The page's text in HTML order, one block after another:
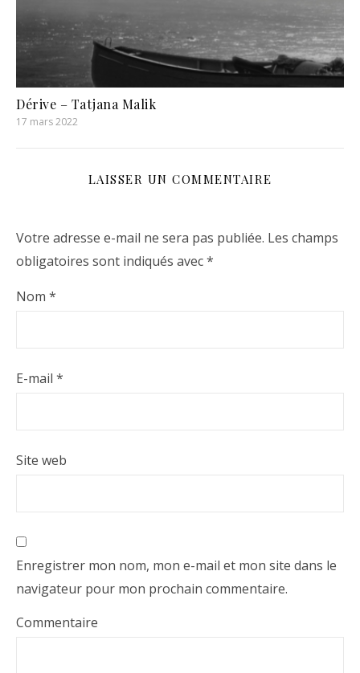
Dérive – Tatjana Malik
17 mars 2022
LAISSER UN COMMENTAIRE
Votre adresse e-mail ne sera pas publiée. Les champs
obligatoires sont indiqués avec*
Nom *
E-mail *
Site web
Enregistrer mon nom, mon e-mail et mon site dans le
navigateur pour mon prochain commentaire.
Commentaire